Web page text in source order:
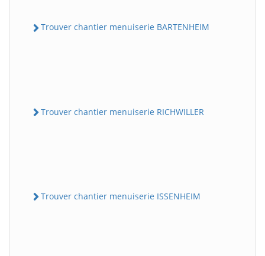
Trouver chantier menuiserie BARTENHEIM
Trouver chantier menuiserie RICHWILLER
Trouver chantier menuiserie ISSENHEIM